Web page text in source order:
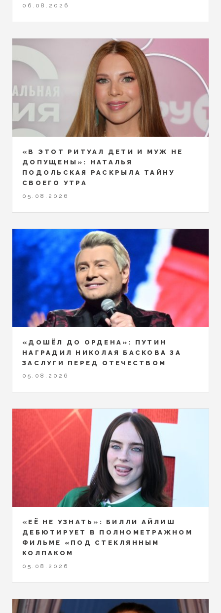
06.08.2026
«В ЭТОТ РИТУАЛ ДЕТИ И МУЖ НЕ
ДОПУЩЕНЫ»: НАТАЛЬЯ
ПОДОЛЬСКАЯ РАСКРЫЛА ТАЙНУ
СВОЕГО УТРА
05.08.2026
«ДОШЁЛ ДО ОРДЕНА»: ПУТИН
НАГРАДИЛ НИКОЛАЯ БАСКОВА ЗА
ЗАСЛУГИ ПЕРЕД ОТЕЧЕСТВОМ
05.08.2026
«ЕЁ НЕ УЗНАТЬ»: БИЛЛИ АЙЛИШ
ДЕБЮТИРУЕТ В ПОЛНОМЕТРАЖНОМ
ФИЛЬМЕ «ПОД СТЕКЛЯННЫМ
КОЛПАКОМ
05.08.2026